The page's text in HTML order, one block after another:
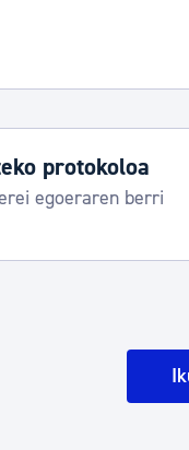
Aste Nagusia
Abuztuak 8-15